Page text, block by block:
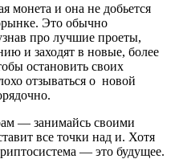
монета и она не добьется
Это обычно
про лучшие проеты,
и заходят в новые, более
остановить своих
отзываться о новой
— занимайсь своими
все точки над и. Хотя
— это будущее.